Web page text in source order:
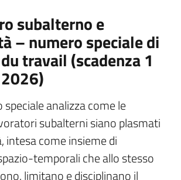
subalterno e
– numero speciale di
travail (scadenza 1
analizza come le
subalterni siano plasmati
intesa come insieme di
temporali che allo stesso
limitano e disciplinano il